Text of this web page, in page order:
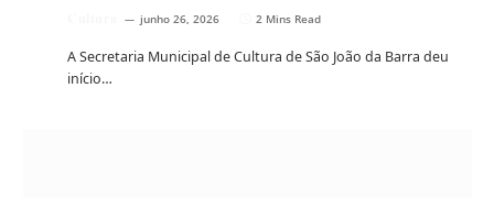
junho 26, 2026 2 Mins Read
A Secretaria Municipal de Cultura de São João da Barra deu
início…